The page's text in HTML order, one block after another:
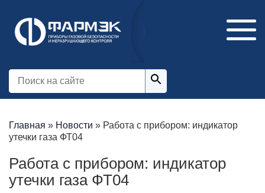
Главная » Новости » Работа с прибором: индикатор
утечки газа ФТ04
Работа с прибором: индикатор
утечки газа ФТ04